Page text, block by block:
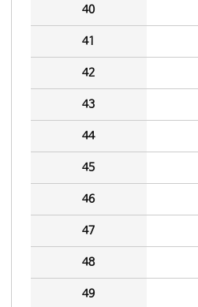
40
41
42
43
44
45
46
47
48
49